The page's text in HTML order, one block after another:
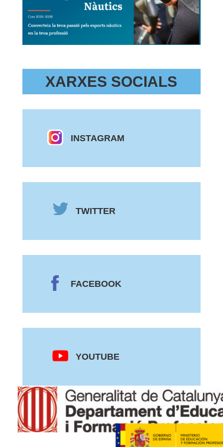
XARXES SOCIALS
INSTAGRAM
TWITTER
FACEBOOK
YOUTUBE